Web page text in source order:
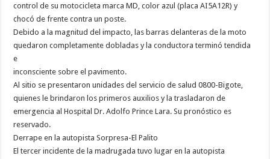
control de su motocicleta marca MD, color azul (placa AI5A12R) y
chocó de frente contra un poste.
Debido a la magnitud del impacto, las barras delanteras de la moto
quedaron completamente dobladas y la conductora terminó tendida
e
inconsciente sobre el pavimento.
Al sitio se presentaron unidades del servicio de salud 0800-Bigote,
quienes le brindaron los primeros auxilios y la trasladaron de
emergencia al Hospital Dr. Adolfo Prince Lara. Su pronóstico es
reservado.
Derrape en la autopista Sorpresa-El Palito
El tercer incidente de la madrugada tuvo lugar en la autopista